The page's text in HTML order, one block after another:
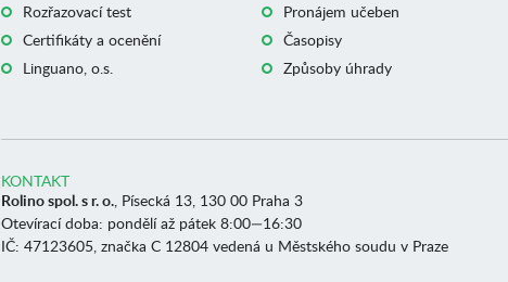
Rozřazovací test
Certifikáty a ocenění
Linguano, o.s.
Pronájem učeben
Časopisy
Způsoby úhrady
KONTAKT
Rolino spol. s r. o., Písecká 13, 130 00 Praha 3
Otevírací doba: pondělí až pátek 8:00—16:30
IČ: 47123605, značka C 12804 vedená u Městského soudu v Praze